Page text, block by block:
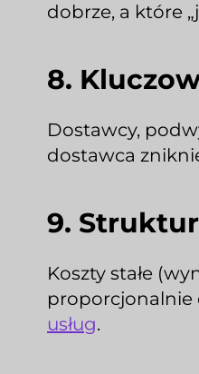
dobrze, a które
8.
Dostawcy,
dostawca
9.
Koszty stałe
proporcjonalnie
usług.